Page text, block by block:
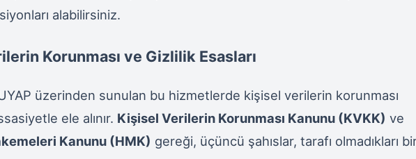
alabilirsiniz.
Korunması ve Gizlilik Esasları
üzerinden sunulan bu hizmetlerde kişisel verilerin korunması
ele alınır. Kişisel Verilerin Korunması Kanunu (KVKK) ve
Kanunu (HMK) gereği, üçüncü şahıslar, tarafı olmadıkları